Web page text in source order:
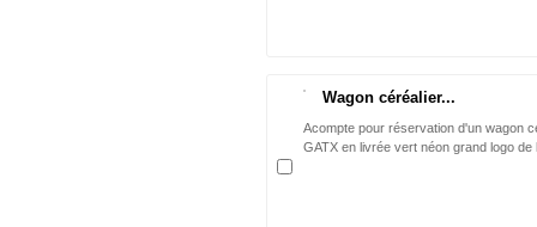
Wagon céréalier...
Acompte pour réservation d'un wagon
GATX en livrée vert néon grand logo de